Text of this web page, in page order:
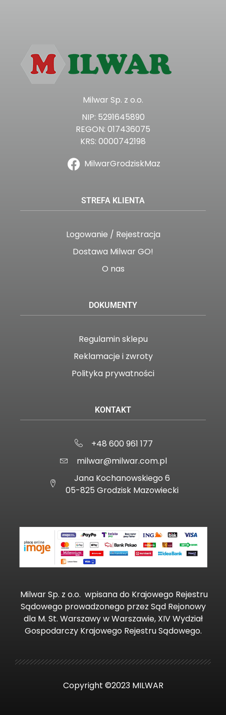
Milwar Sp. z o.o.
NIP: 5291645890
REGON: 017436075
KRS: 0000742198
MilwarGrodziskMaz
STREFA KLIENTA
Logowanie / Rejestracja
Dostawa Milwar GO!
O nas
DOKUMENTY
Regulamin sklepu
Reklamacje i zwroty
Polityka prywatności
KONTAKT
+48 600 961 177
milwar@milwar.com.pl
Jana Kochanowskiego 6
05-825 Grodzisk Mazowiecki
Milwar Sp. z o.o. wpisana do Krajowego Rejestru
Sądowego prowadzonego przez Sąd Rejonowy
dla M. St. Warszawy w Warszawie, XIV Wydział
Gospodarczy Krajowego Rejestru Sądowego.
Copyright ©2023 MILWAR